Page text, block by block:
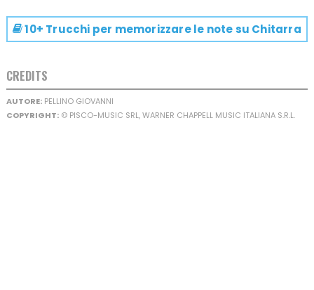
10+ Trucchi per memorizzare le note su Chitarra
CREDITS
AUTORE:PELLINO GIOVANNI
COPYRIGHT:© PISCO-MUSIC SRL, WARNER CHAPPELL MUSIC ITALIANA S.R.L.